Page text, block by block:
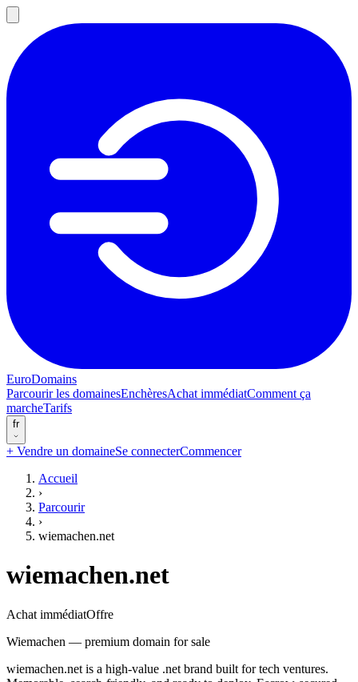
EuroDomains
Parcourir les domainesEnchèresAchat immédiatComment ça
marcheTarifs
fr
+ Vendre un domaineSe connecterCommencer
Accueil
›
Parcourir
›
wiemachen.net
wiemachen.net
Achat immédiatOffre
Wiemachen — premium domain for sale
wiemachen.net is a high-value .net brand built for tech ventures.